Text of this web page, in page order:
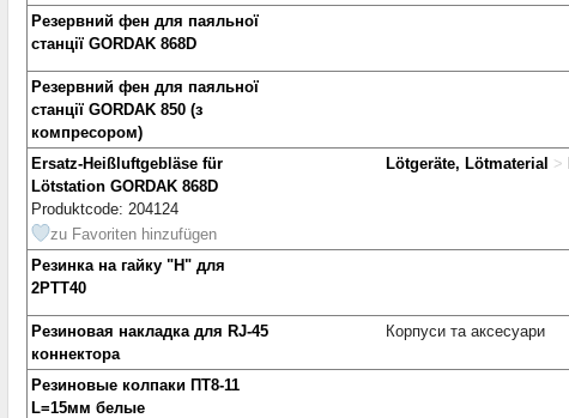
Резервний фен для паяльної
станції GORDAK 868D
Резервний фен для паяльної
станції GORDAK 850 (з
компресором)
Ersatz-Heißluftgebläse für
Lötstation GORDAK 868D
Produktcode: 204124
zu Favoriten hinzufügen
Lötgeräte, Lötmaterial >
Резинка на гайку "Н" для
2РТТ40
Резиновая накладка для RJ-45
коннектора
Корпуси та аксесуари
Резиновые колпаки ПТ8-11
L=15мм белые